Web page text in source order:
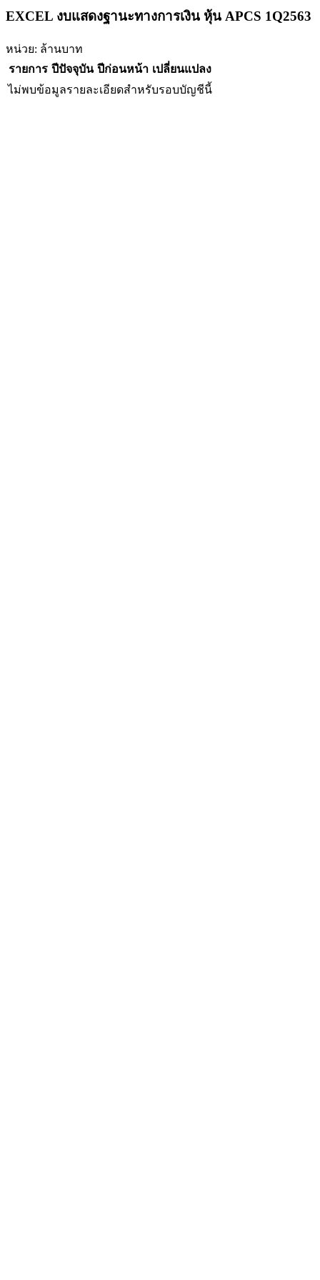
EXCEL งบแสดงฐานะทางการเงิน หุ้น APCS 1Q2563
หน่วย: ล้านบาท
รายการ ปีปัจจุบัน ปีก่อนหน้า เปลี่ยนแปลง
ไม่พบข้อมูลรายละเอียดสำหรับรอบบัญชีนี้